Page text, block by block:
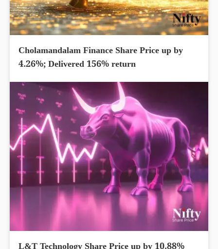
Cholamandalam Finance Share Price up by
4.26%; Delivered 156% return